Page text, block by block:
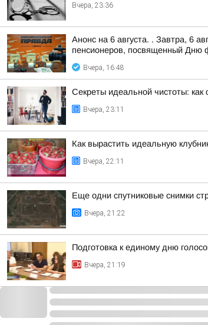
Вчера, 23:36
Анонс на 6 августа. . Завтра, 6
пенсионеров, посвященный Дню
Вчера, 16:48
Секреты идеальной чистоты: как
Вчера, 23:11
Как вырастить идеальную
Вчера, 22:11
Еще одни спутниковые снимки
Вчера, 21:22
Подготовка к единому дню
Вчера, 21:19